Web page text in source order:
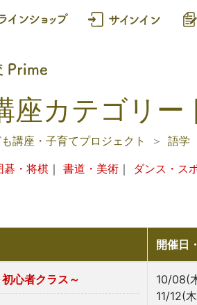
座カテゴリー
講座・子育てプロジェクト
語学
碁・将棋 ｜ 書道・美術 ｜ ダンス・ス
開催日
心者クラス～
10/08(
11/12(